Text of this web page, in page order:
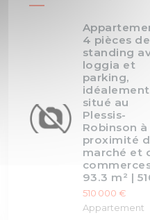
4 pièces de
standing
loggia et
parking,
idéalement
situé au
Plessis-
Robinson à
proximité
marché et
93.3 m² |
510 000 €
Appartement